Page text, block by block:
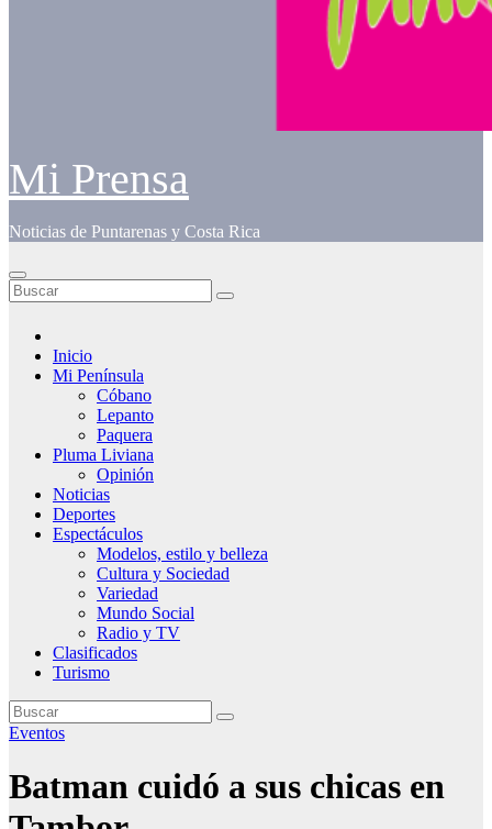
Mi Prensa
Noticias de Puntarenas y Costa Rica
Inicio
Mi Península
Cóbano
Lepanto
Paquera
Pluma Liviana
Opinión
Noticias
Deportes
Espectáculos
Modelos, estilo y belleza
Cultura y Sociedad
Variedad
Mundo Social
Radio y TV
Clasificados
Turismo
Eventos
Batman cuidó a sus chicas en